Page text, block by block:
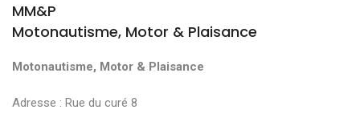
MM&P
Motonautisme, Motor & Plaisance
Motonautisme, Motor & Plaisance
Adresse : Rue du curé 8